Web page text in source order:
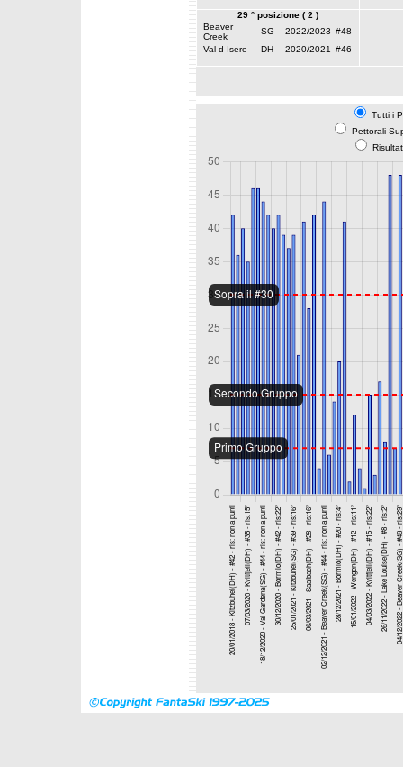
29 ° posizione ( 2 )
Beaver
Creek
SG 2022/2023 #48
Val d Isere
DH 2020/2021 #46
Tutti i
Pettorali